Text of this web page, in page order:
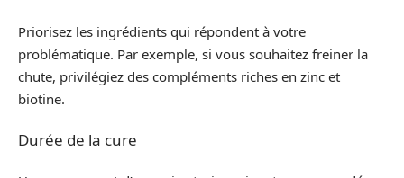
Priorisez les ingrédients qui répondent à votre
problématique. Par exemple, si vous souhaitez freiner la
chute, privilégiez des compléments riches en zinc et
biotine.
Durée de la cure